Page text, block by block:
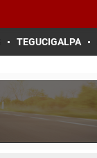
TEGUCIGALPA